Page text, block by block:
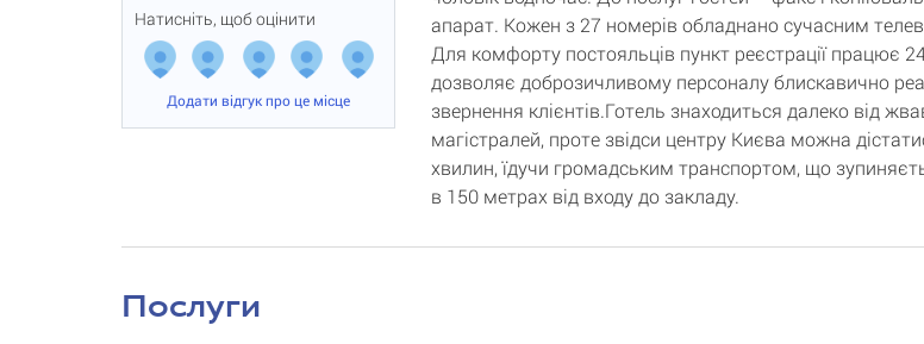
Натисніть, щоб оцінити
Додати відгук про це місце
апарат. Кожен з 27 номерів обладнано сучасним
Для комфорту постояльців пункт реєстрації працює
дозволяє доброзичливому персоналу блискавично
звернення клієнтів.Готель знаходиться далеко від
магістралей, проте звідси центру Києва можна
хвилин, їдучи громадським транспортом, що
в 150 метрах від входу до закладу.
Послуги